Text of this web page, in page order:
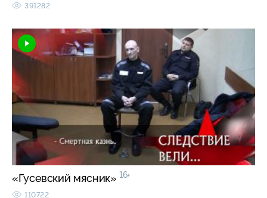
391282
«Гусевский мясник» 16+
110722